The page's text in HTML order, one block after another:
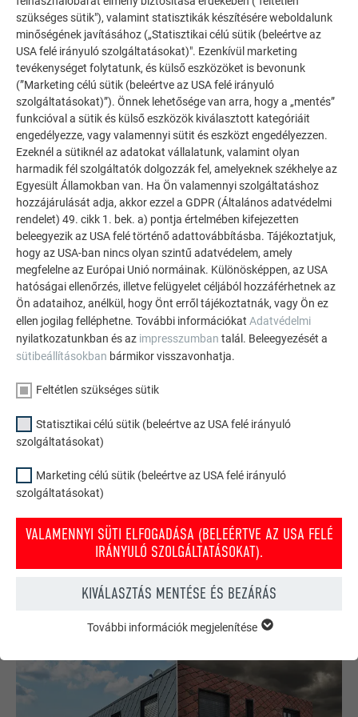
INSPIRÁLÓDJON
TOVÁBBI ÉPÜLETEK
A PREFA referencia galéria bemutatja, milyen
sokoldalúan felhasználható az alumínium. Fedezzen fel
további lenyűgöző projekteket a tartós PREFA
alumínium megoldásokkal tetőkhöz, napelemekhez és
homlokzatokhoz.
TEKINTSE MEG TOVÁBBI REFERENCIÁINKAT
PREFA tető- és homlokzati konfigurátor
Tervezze meg (álmai) házát a PREFA online konfigurátorral.
Válasszon számos terméket és színt a tető és homlokzat
szükséges sütik"), valamint statisztikák készítésére weboldalunk
minőségének javításához („Statisztikai célú sütik (beleértve az
USA felé irányuló szolgáltatásokat)". Ezenkívül marketing
tevékenységet folytatunk, és külső eszközöket is bevonunk
(”Marketing célú sütik (beleértve az USA felé irányuló
szolgáltatásokat)”). Önnek lehetősége van arra, hogy a „mentés”
funkcióval a sütik és külső eszközök kiválasztott kategóriáit
engedélyezze, vagy valamennyi sütit és eszközt engedélyezzen.
Ezeknél a sütiknél az adatokat vállalatunk, valamint olyan
harmadik fél szolgáltatók dolgozzák fel, amelyeknek székhelye az
Egyesült Államokban van. Ha Ön valamennyi szolgáltatáshoz
hozzájárulását adja, akkor ezzel a GDPR (Általános adatvédelmi
rendelet) 49. cikk 1. bek. a) pontja értelmében kifejezetten
beleegyezik az USA felé történő adattovábbításba. Tájékoztatjuk,
hogy az USA-ban nincs olyan szintű adatvédelem, amely
megfelelne az Európai Unió normáinak. Különösképpen, az USA
hatóságai ellenőrzés, illetve felügyelet céljából hozzáférhetnek az
Ön adataihoz, anélkül, hogy Önt erről tájékoztatnák, vagy Ön ez
ellen jogilag felléphetne. További információkat Adatvédelmi
nyilatkozatunkban és az impresszumban talál. Beleegyezését a
sütibeállításokban bármikor visszavonhatja.
Feltétlen szükséges sütik
Statisztikai célú sütik (beleértve az USA felé irányuló
szolgáltatásokat)
Marketing célú sütik (beleértve az USA felé irányuló
szolgáltatásokat)
VALAMENNYI SÜTI ELFOGADÁSA (BELEÉRTVE AZ USA FELÉ
IRÁNYULÓ SZOLGÁLTATÁSOKAT).
KIVÁLASZTÁS MENTÉSE ÉS BEZÁRÁS
FELTÉTLEN SZÜKSÉGES SÜTIK
weboldal alapvető funkcióinak működéséhez szükségesek.
Ezzel biztosítható, hogy a weboldal kifogástalanul működjön.
További információk megjelenítése